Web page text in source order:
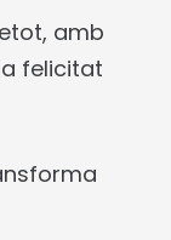
amb
felicitat